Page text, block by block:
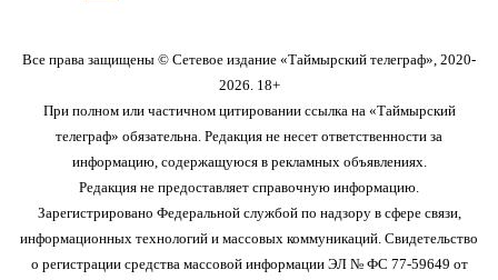
Все права защищены © Сетевое издание «Таймырский телеграф», 2020-
2026. 18+
При полном или частичном цитировании ссылка на «Таймырский
телеграф» обязательна. Редакция не несет ответственности за
информацию, содержащуюся в рекламных объявлениях.
Редакция не предоставляет справочную информацию.
Зарегистрировано Федеральной службой по надзору в сфере связи,
информационных технологий и массовых коммуникаций. Свидетельство
о регистрации средства массовой информации ЭЛ № ФС 77-59649 от